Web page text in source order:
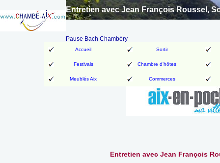
Entretien avec Jean François Roussel,
Pause Bach Chambéry
Accueil Sortir
Festivals Chambre d'hôtes
Meublés Aix Commerces
Entretien avec Jean François